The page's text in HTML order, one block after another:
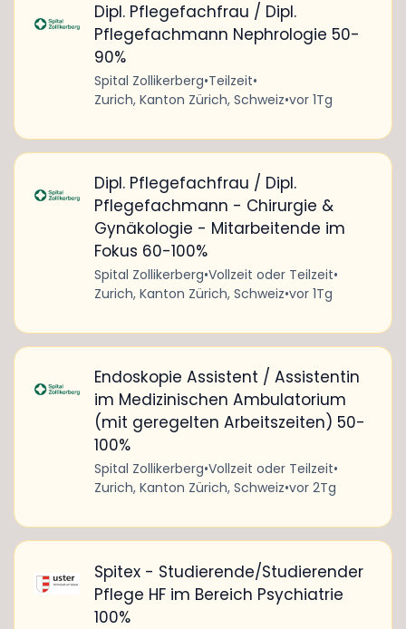
Dipl. Pflegefachfrau / Dipl.
Pflegefachmann Nephrologie 50-
90%
Spital Zollikerberg•Teilzeit•
Zurich, Kanton Zürich, Schweiz•vor 1Tg
Dipl. Pflegefachfrau / Dipl.
Pflegefachmann - Chirurgie &
Gynäkologie - Mitarbeitende im
Fokus 60-100%
Spital Zollikerberg•Vollzeit oder Teilzeit•
Zurich, Kanton Zürich, Schweiz•vor 1Tg
Endoskopie Assistent / Assistentin
im Medizinischen Ambulatorium
(mit geregelten Arbeitszeiten) 50-
100%
Spital Zollikerberg•Vollzeit oder Teilzeit•
Zurich, Kanton Zürich, Schweiz•vor 2Tg
Spitex - Studierende/Studierender
Pflege HF im Bereich Psychiatrie
100%